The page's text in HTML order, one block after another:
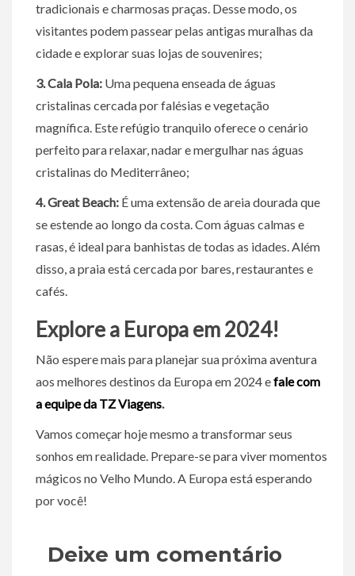
tradicionais e charmosas praças. Desse modo, os
visitantes podem passear pelas antigas muralhas da
cidade e explorar suas lojas de souvenires;
3. Cala Pola: Uma pequena enseada de águas
cristalinas cercada por falésias e vegetação
magnífica. Este refúgio tranquilo oferece o cenário
perfeito para relaxar, nadar e mergulhar nas águas
cristalinas do Mediterrâneo;
4. Great Beach: É uma extensão de areia dourada que
se estende ao longo da costa. Com águas calmas e
rasas, é ideal para banhistas de todas as idades. Além
disso, a praia está cercada por bares, restaurantes e
cafés.
Explore a Europa em 2024!
Não espere mais para planejar sua próxima aventura
aos melhores destinos da Europa em 2024 efale com
a equipe da TZ Viagens.
Vamos começar hoje mesmo a transformar seus
sonhos em realidade. Prepare-se para viver momentos
mágicos no Velho Mundo. A Europa está esperando
por você!
Deixe um comentário